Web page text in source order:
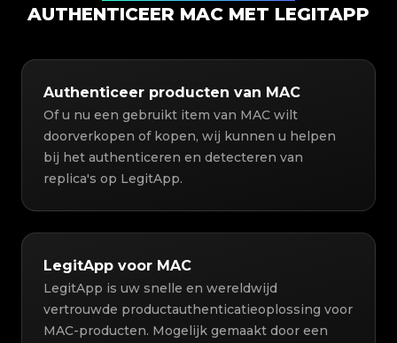
AUTHENTICEER MAC MET LEGITAPP
Authenticeer producten van MAC
Of u nu een gebruikt item van MAC wilt
doorverkopen of kopen, wij kunnen u helpen
bij het authenticeren en detecteren van
replica's op LegitApp.
LegitApp voor MAC
LegitApp is uw snelle en wereldwijd
vertrouwde productauthenticatieoplossing voor
MAC-producten. Mogelijk gemaakt door een